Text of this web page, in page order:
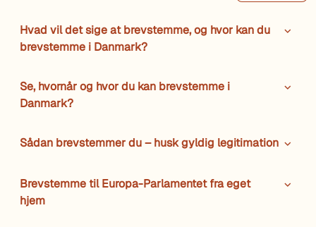
Hvad vil det sige at brevstemme, og hvor kan du
brevstemme i Danmark?
Se, hvornår og hvor du kan brevstemme i
Danmark?
Sådan brevstemmer du – husk gyldig legitimation
Brevstemme til Europa-Parlamentet fra eget
hjem